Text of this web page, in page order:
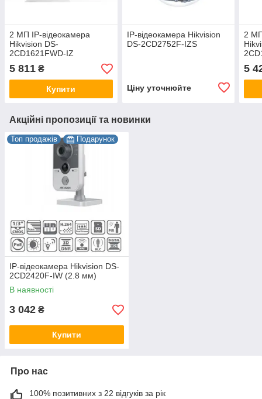
2 МП IP-відеокамера
Hikvision DS-
2CD1621FWD-IZ
5 811 ₴
Купити
IP-відеокамера Hikvision
DS-2CD2752F-IZS
Ціну уточнюйте
2
5
Акційні пропозиції та новинки
Топ продажів Подарунок
IP-відеокамера Hikvision DS-
2CD2420F-IW (2.8 мм)
В наявності
3 042 ₴
Купити
Про нас
100% позитивних з 22 відгуків за рік